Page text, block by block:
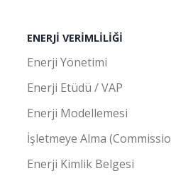
ENERJI VERIMLILIĞI
Enerji Yönetimi
Enerji Etüdü / VAP
Enerji Modellemesi
İşletmeye Alma
Enerji Kimlik Belgesi